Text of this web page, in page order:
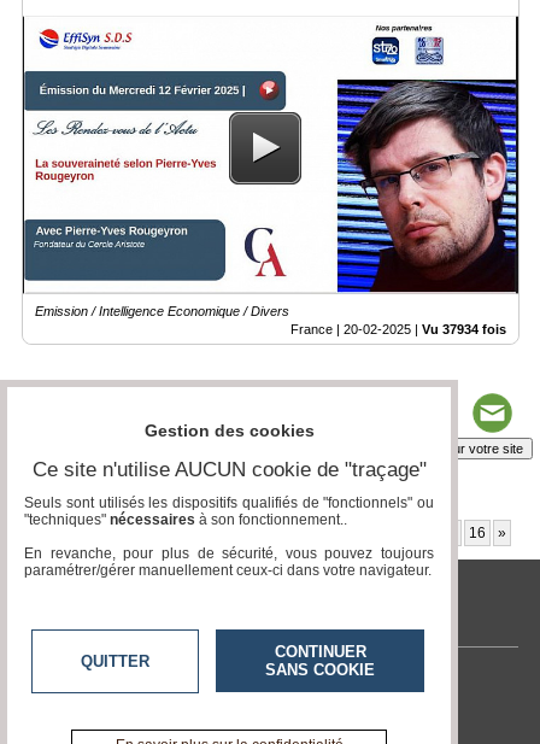
Emission / Intelligence Economique / Divers
France | 20-02-2025 | Vu 37934 fois
Insérez sur votre site
Page 7 / 20 16 »
tvlocale.fr
Contactez-nous
Gestion des cookies
Ce site n'utilise AUCUN cookie de "traçage"
Seuls sont utilisés les dispositifs qualifiés de "fonctionnels" ou
"techniques" nécessaires à son fonctionnement..
En revanche, pour plus de sécurité, vous pouvez toujours
paramétrer/gérer manuellement ceux-ci dans votre navigateur.
QUITTER
CONTINUER
SANS COOKIE